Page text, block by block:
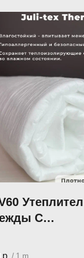
С
Juli-Tex®
/ 1 m